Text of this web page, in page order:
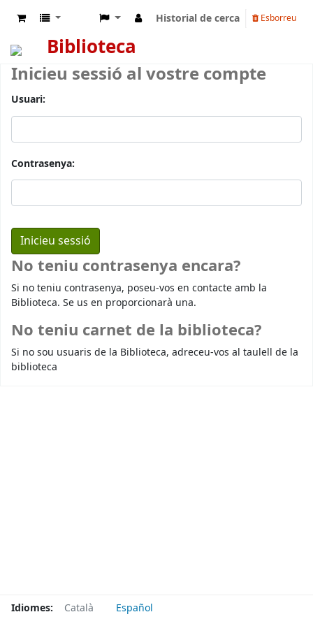
Historial de cerca Esborreu
Biblioteca
Inicieu sessió al vostre compte
Usuari:
Contrasenya:
No teniu contrasenya encara?
Si no teniu contrasenya, poseu-vos en contacte amb la
Biblioteca. Se us en proporcionarà una.
No teniu carnet de la biblioteca?
Si no sou usuaris de la Biblioteca, adreceu-vos al taulell de la
biblioteca
Idiomes: Català Español